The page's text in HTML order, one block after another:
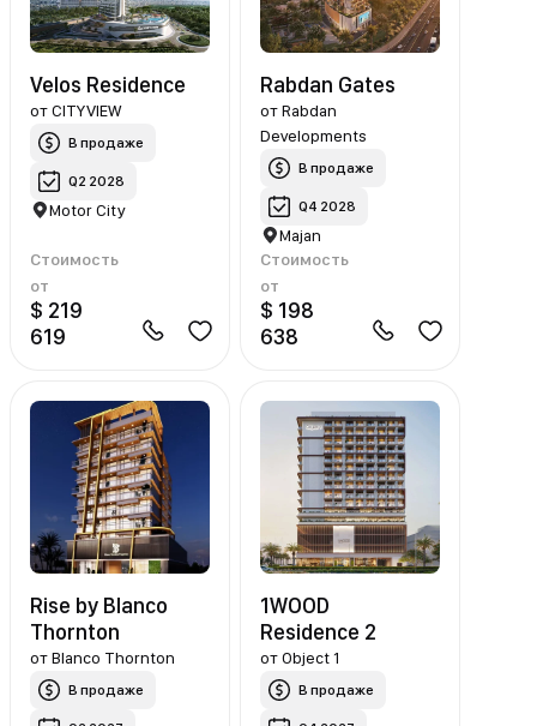
Velos Residence
отCITYVIEW
В продаже
Q2 2028
Motor City
Стоимость
от
$ 219
619
Rabdan Gates
отRabdan
Developments
В продаже
Q4 2028
Majan
Стоимость
от
$ 198
638
Rise by Blanco
Thornton
отBlanco Thornton
В продаже
1WOOD
Residence 2
отObject 1
В продаже